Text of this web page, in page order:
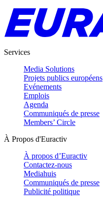
Services
Media Solutions
Projets publics européens
Evénements
Emplois
Agenda
Communiqués de presse
Members’ Circle
À Propos d'Euractiv
À propos d’Euractiv
Contactez-nous
Mediahuis
Communiqués de presse
Publicité politique